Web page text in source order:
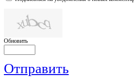
Обновить
Отправить